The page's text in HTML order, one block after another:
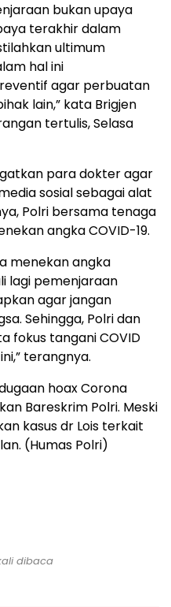
bukan upaya
terakhir dalam
ultimum
hal ini
agar perbuatan
lain,” kata Brigjen
tertulis, Selasa
para dokter agar
sosial sebagai alat
Polri bersama tenaga
angka COVID-19.
menekan angka
lagi pemenjaraan
agar jangan
Sehingga, Polri dan
fokus tangani COVID
terangnya.
hoax Corona
Bareskrim Polri. Meski
kasus dr Lois terkait
(Humas Polri)
dibaca